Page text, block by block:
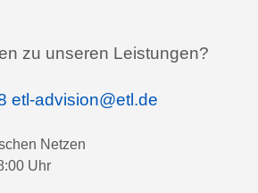
zu unseren Leistungen?
etl-advision@etl.de
Netzen
Uhr